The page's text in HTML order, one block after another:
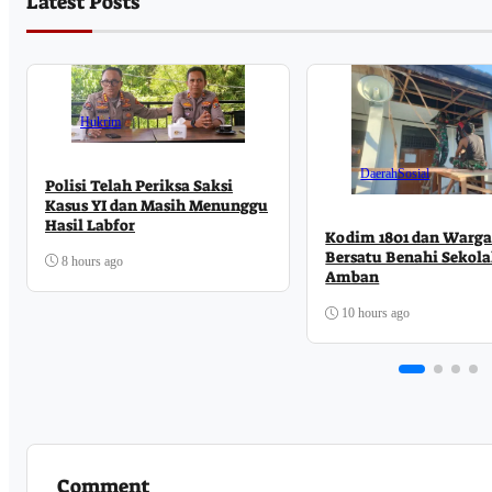
Hukrim
Polisi Telah Periksa Saksi
Kasus YI dan Masih Menunggu
Hasil Labfor
8 hours ago
DaerahSosial
Kodim 1801 dan Warga
Bersatu Benahi
Amban
10 hours ago